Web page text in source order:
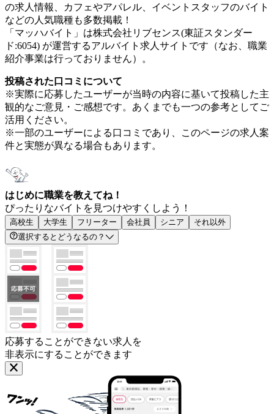
の求人情報、カフェやアパレル、イベントスタッフのバイト
などの人気職種も多数掲載！
「マッハバイト」は株式会社リブセンス(東証スタンダー
ド:6054) が運営するアルバイト求人サイトです（なお、職業
紹介事業は行っておりません）。
投稿された口コミについて
※実際に応募したユーザーが当時の内容に基いて投稿した主
観的なご意見・ご感想です。あくまでも一つの参考としてご
活用ください。
※一部のユーザーによる口コミであり、このページの求人案
件と実態が異なる場合もあります。
はじめに職業を教えてね！
ぴったりなバイトを見つけやすくしよう！
高校生 大学生 フリーター 会社員 シニア
それ以外
選択するとどうなるの？
応募することができない求人を
非表示にすることができます